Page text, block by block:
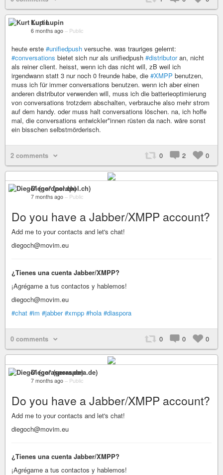
Kurt Lupin
6 months ago – Public
heute erste #unifiedpush versuche. was trauriges gelernt:
#conversations bietet sich nur als unifiedpush #distributoran, nicht
als reiner client. heisst, wenn ich das nicht will, zB weil ich
irgendwann statt 3 nur noch 0 freunde habe, die #XMPP benutzen,
muss ich für immer conversations benutzen. wenn ich aber einen
anderen distributor verwenden will, muss ich die batterieoptimierung
von conversations trotzdem abschalten, verbrauche also mehr strom
auf dem handy. oder muss halt conversations löschen. na, ich hoffe
mal, die conversations entwickler*innen rüsten da nach. wäre sonst
ein bisschen selbstmörderisch.
2 comments 0 2 0
Diego* (nerdpol.ch)
7 months ago – Public
Do you have a Jabber/XMPP account?
Add me to your contacts and let's chat!
diegoch@movim.eu
¿Tienes una cuenta Jabber/XMPP?
¡Agrégame a tus contactos y hablemos!
diegoch@movim.eu
#chat #im #jabber #xmpp #hola #diaspora
0 comments 0 0 0
Diego* (geraspora.de)
7 months ago – Public
Do you have a Jabber/XMPP account?
Add me to your contacts and let's chat!
diegoch@movim.eu
¿Tienes una cuenta Jabber/XMPP?
¡Agrégame a tus contactos y hablemos!